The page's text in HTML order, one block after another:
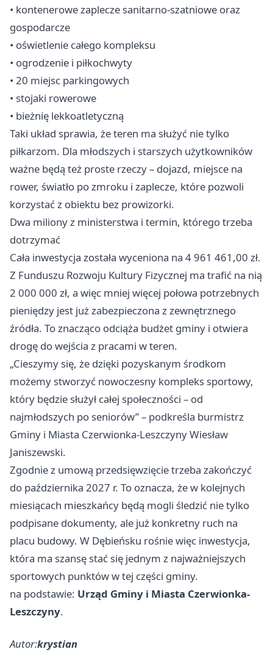
• kontenerowe zaplecze sanitarno-szatniowe oraz
gospodarcze
• oświetlenie całego kompleksu
• ogrodzenie i piłkochwyty
• 20 miejsc parkingowych
• stojaki rowerowe
• bieżnię lekkoatletyczną
Taki układ sprawia, że teren ma służyć nie tylko
piłkarzom. Dla młodszych i starszych użytkowników
ważne będą też proste rzeczy – dojazd, miejsce na
rower, światło po zmroku i zaplecze, które pozwoli
korzystać z obiektu bez prowizorki.
Dwa miliony z ministerstwa i termin, którego trzeba
dotrzymać
Cała inwestycja została wyceniona na 4 961 461,00 zł.
Z Funduszu Rozwoju Kultury Fizycznej ma trafić na nią
2 000 000 zł, a więc mniej więcej połowa potrzebnych
pieniędzy jest już zabezpieczona z zewnętrznego
źródła. To znacząco odciąża budżet gminy i otwiera
drogę do wejścia z pracami w teren.
„Cieszymy się, że dzięki pozyskanym środkom
możemy stworzyć nowoczesny kompleks sportowy,
który będzie służył całej społeczności – od
najmłodszych po seniorów” – podkreśla burmistrz
Gminy i Miasta Czerwionka-Leszczyny Wiesław
Janiszewski.
Zgodnie z umową przedsięwzięcie trzeba zakończyć
do października 2027 r. To oznacza, że w kolejnych
miesiącach mieszkańcy będą mogli śledzić nie tylko
podpisane dokumenty, ale już konkretny ruch na
placu budowy. W Dębieńsku rośnie więc inwestycja,
która ma szansę stać się jednym z najważniejszych
sportowych punktów w tej części gminy.
na podstawie: Urząd Gminy i Miasta Czerwionka-
Leszczyny.
Autor:krystian